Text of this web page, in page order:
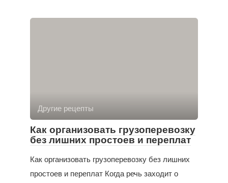
Другие рецепты
Как организовать грузоперевозку
без лишних простоев и переплат
Как организовать грузоперевозку без лишних
простоев и переплат Когда речь заходит о